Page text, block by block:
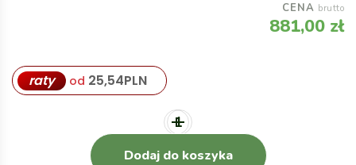
CENA brutto
881,00 zł
raty od 25,54PLN
Dodaj do koszyka